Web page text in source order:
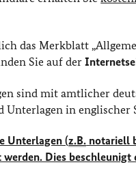
das Merkblatt
Sie auf der
sind mit amtlicher
Unterlagen in englischer
Unterlagen (z.B. notariell
Dies